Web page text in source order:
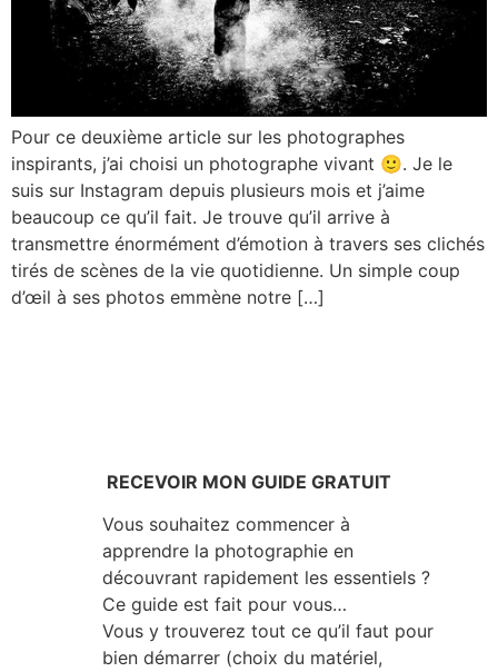
Pour ce deuxième article sur les photographes
inspirants, j’ai choisi un photographe vivant 🙂. Je le
suis sur Instagram depuis plusieurs mois et j’aime
beaucoup ce qu’il fait. Je trouve qu’il arrive à
transmettre énormément d’émotion à travers ses clichés
tirés de scènes de la vie quotidienne. Un simple coup
d’œil à ses photos emmène notre […]
RECEVOIR MON GUIDE GRATUIT
Vous souhaitez commencer à
apprendre la photographie en
découvrant rapidement les essentiels ?
Ce guide est fait pour vous…
Vous y trouverez tout ce qu’il faut pour
bien démarrer (choix du matériel,